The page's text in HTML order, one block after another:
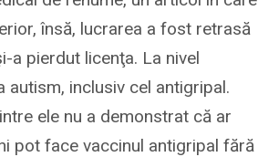
însă, lucrarea a fost retrasă
a pierdut licenţa. La nivel
inclusiv cel antigripal.
ele nu a demonstrat că ar
pot face vaccinul antigripal fără